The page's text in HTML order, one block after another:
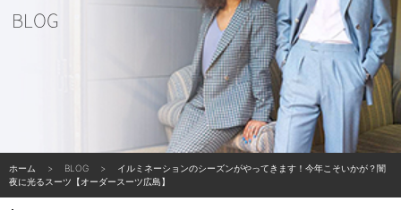
BLOG
ホーム BLOG
イルミネーションのシーズンがやってきます！今年こそいかが？闇
夜に光るスーツ【オーダースーツ広島】